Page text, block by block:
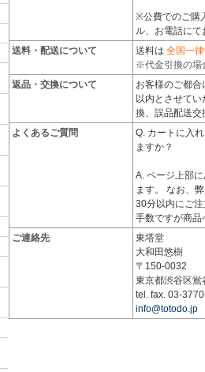
※公費でのご購
ル、お電話に
送料・配送について
送料は 全国一
※代金引換の場
返品・交換について
お客様のご都
以内とさせて
換、誤品配送交
よくあるご質問
Q. カートに入
ますか？
A. ページ上部
ます。 なお、
30分以内にご
手数ですが商品
ご連絡先
東塔堂
大和田悠樹
〒150-0032
東京都渋谷区鴬
tel. fax. 03-
info@totodo.jp